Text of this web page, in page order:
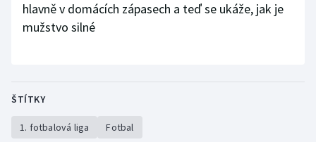
hlavně v domácích zápasech a teď se ukáže, jak je
mužstvo silné
ŠTÍTKY
1. fotbalová liga Fotbal